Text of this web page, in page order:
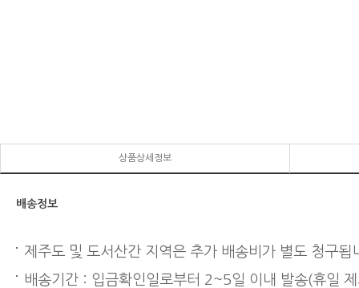
상품상세정보
배송정보
제주도 및 도서산간 지역은 추가 배송비가 별도 청구됩
배송기간 : 입금확인일로부터 2~5일 이내 발송(휴일